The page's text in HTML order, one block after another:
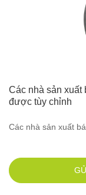
Các nhà sản xuất
được tùy chỉnh
Các nhà sản xuất